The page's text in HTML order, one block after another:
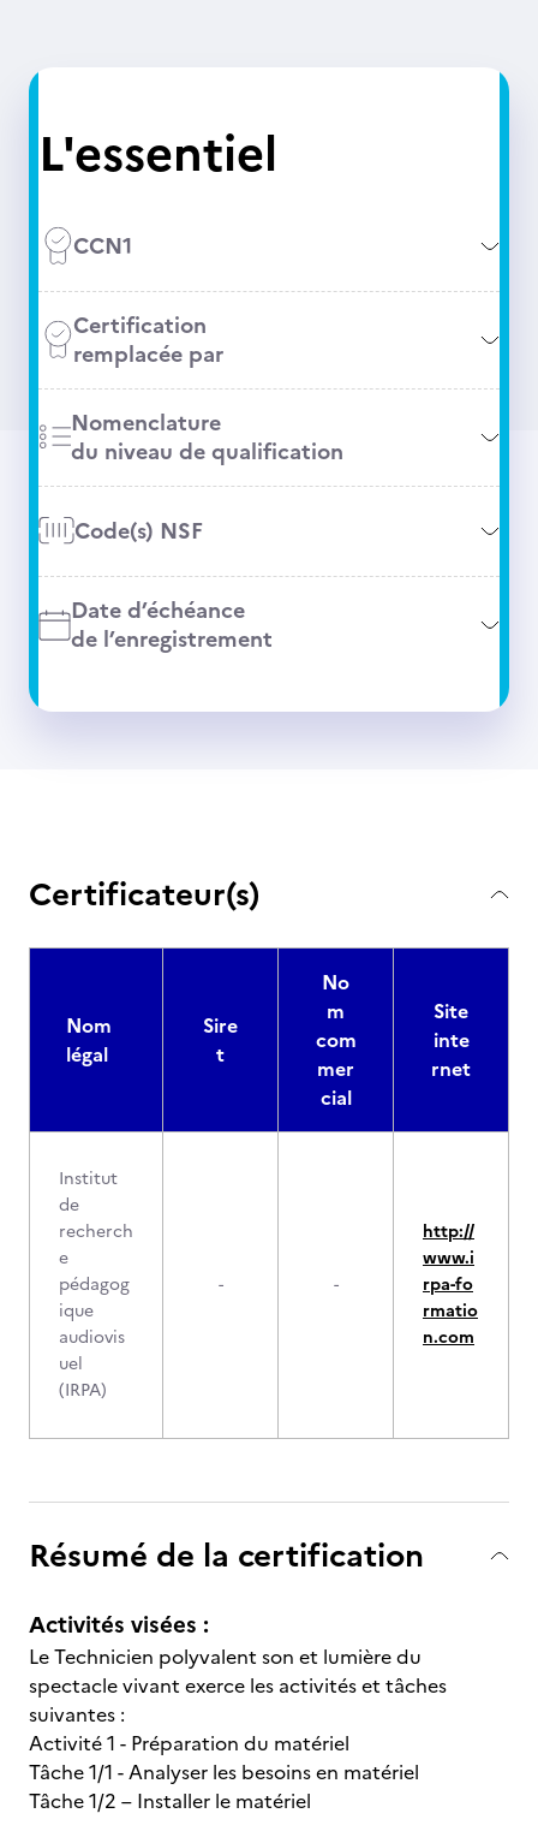
L'essentiel
CCN1
Certification
remplacée par
Nomenclature
du niveau de qualification
Code(s) NSF
Date d’échéance
de l’enregistrement
Certificateur(s)
Nom
légal
Sire
t
No
m
com
mer
cial
Site
inte
rnet
Institut
de
recherch
e
pédagog
ique
audiovis
uel
(IRPA)
- -
http://
www.i
rpa-fo
rmatio
n.com
Résumé de la certification
Activités visées :
Le Technicien polyvalent son et lumière du
spectacle vivant exerce les activités et tâches
suivantes :
Activité 1 - Préparation du matériel
Tâche 1/1 - Analyser les besoins en matériel
Tâche 1/2 – Installer le matériel